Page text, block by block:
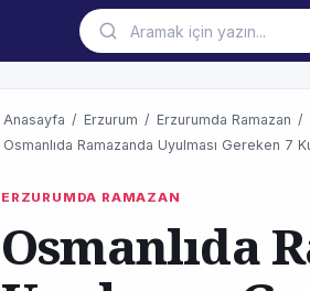
Anasayfa / Erzurum / Erzurumda Ramazan /
Osmanlıda Ramazanda Uyulması Gereken 7
ERZURUMDA RAMAZAN
Osmanlıda